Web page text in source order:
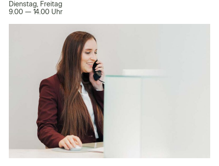
Dienstag, Freitag
9.00 — 14.00 Uhr